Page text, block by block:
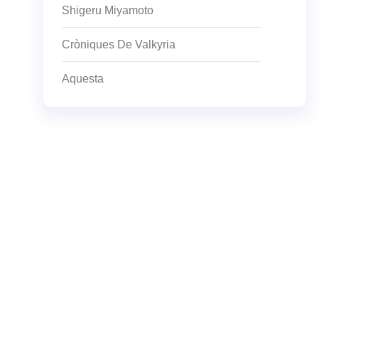
Shigeru Miyamoto
Cròniques De Valkyria
Aquesta